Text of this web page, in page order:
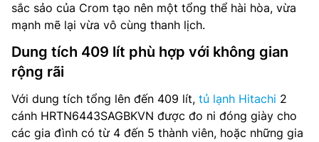
sắc sảo của Crom tạo nên một tổng thể hài hòa, vừa
mạnh mẽ lại vừa vô cùng thanh lịch.
Dung tích 409 lít phù hợp với không gian
rộng rãi
Với dung tích tổng lên đến 409 lít, tủ lạnh Hitachi 2
cánh HRTN6443SAGBKVN được đo ni đóng giày cho
các gia đình có từ 4 đến 5 thành viên, hoặc những gia